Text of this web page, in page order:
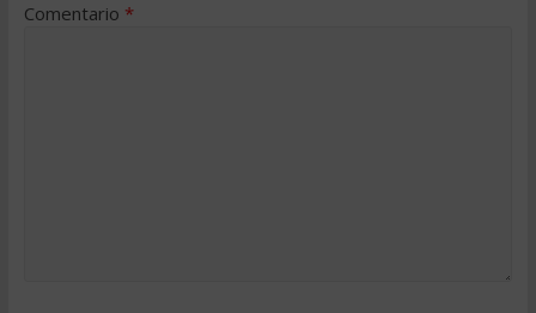
Comentario *